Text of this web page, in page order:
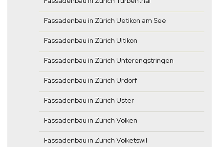
Fassadenbau in Zürich Uetikon am See
Fassadenbau in Zürich Uitikon
Fassadenbau in Zürich Unterengstringen
Fassadenbau in Zürich Urdorf
Fassadenbau in Zürich Uster
Fassadenbau in Zürich Volken
Fassadenbau in Zürich Volketswil